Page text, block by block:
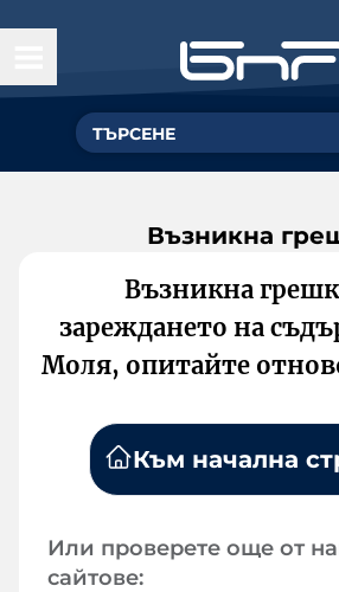
Възникна
Възникна
зареждането на
Моля, опитайте
Към начална
Или проверете още от
сайтове: